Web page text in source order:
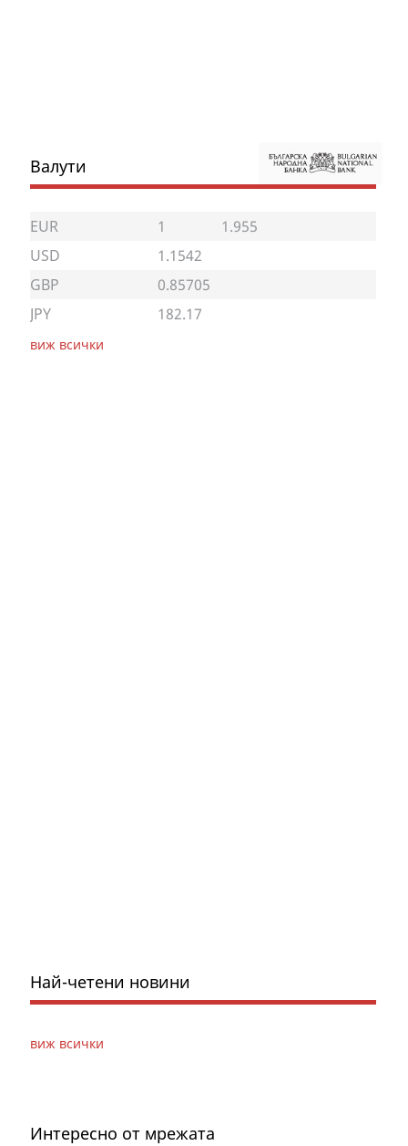
Валути
EUR 1
1.955
USD
1.1542
GBP
0.85705
JPY
182.17
виж всички
Най-четени новини
виж всички
Интересно от мрежата